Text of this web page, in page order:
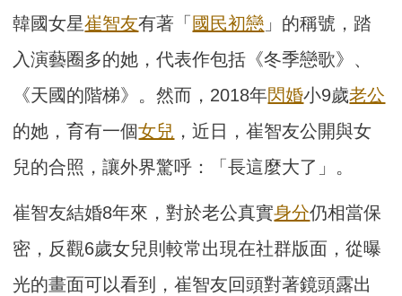
韓國女星崔智友有著「 國民初戀 」的稱號，踏
入演藝圈多的她，代表作包括《冬季戀歌》、
《天國的階梯》。然而，2018年閃婚小9歲老公
的她，育有一個女兒 ，近日，崔智友公開與女
兒的合照，讓外界驚呼：「長這麼大了」。
崔智友結婚8年來，對於老公真實身分仍相當保
密，反觀6歲女兒則較常出現在社群版面，從曝
光的畫面可以看到，崔智友回頭對著鏡頭露出